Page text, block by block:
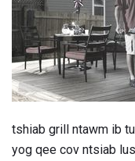
tshiab grill ntawm ib
yog qee cov ntsiab